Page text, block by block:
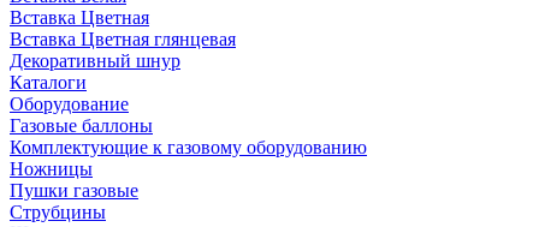
Вставка Цветная
Вставка Цветная глянцевая
Декоративный шнур
Каталоги
Оборудование
Газовые баллоны
Комплектующие к газовому оборудованию
Ножницы
Пушки газовые
Струбцины